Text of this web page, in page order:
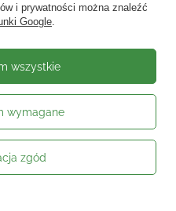
i prywatności można znaleźć
Google.
wymagane
zgód
wszystkie